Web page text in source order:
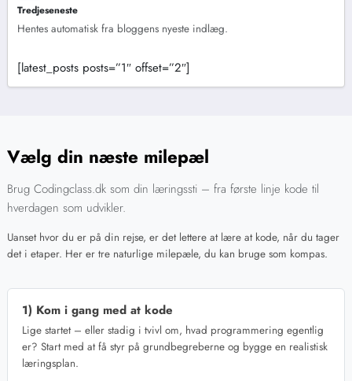
Tredjeseneste
Hentes automatisk fra bloggens nyeste indlæg.
[latest_posts posts=”1″ offset=”2″]
Vælg din næste milepæl
Brug Codingclass.dk som din læringssti – fra første linje kode til
hverdagen som udvikler.
Uanset hvor du er på din rejse, er det lettere at lære at kode, når du tager
det i etaper. Her er tre naturlige milepæle, du kan bruge som kompas.
1) Kom i gang med at kode
Lige startet – eller stadig i tvivl om, hvad programmering egentlig
er? Start med at få styr på grundbegreberne og bygge en realistisk
læringsplan.